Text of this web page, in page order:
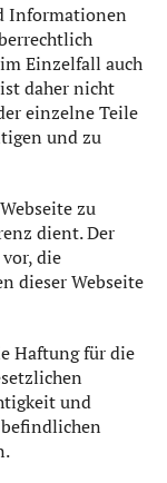
Informationen
Einzelfall auch
daher nicht
einzelne Teile
und zu
zu
dient. Der
die
dieser Webseite
Haftung für die
und